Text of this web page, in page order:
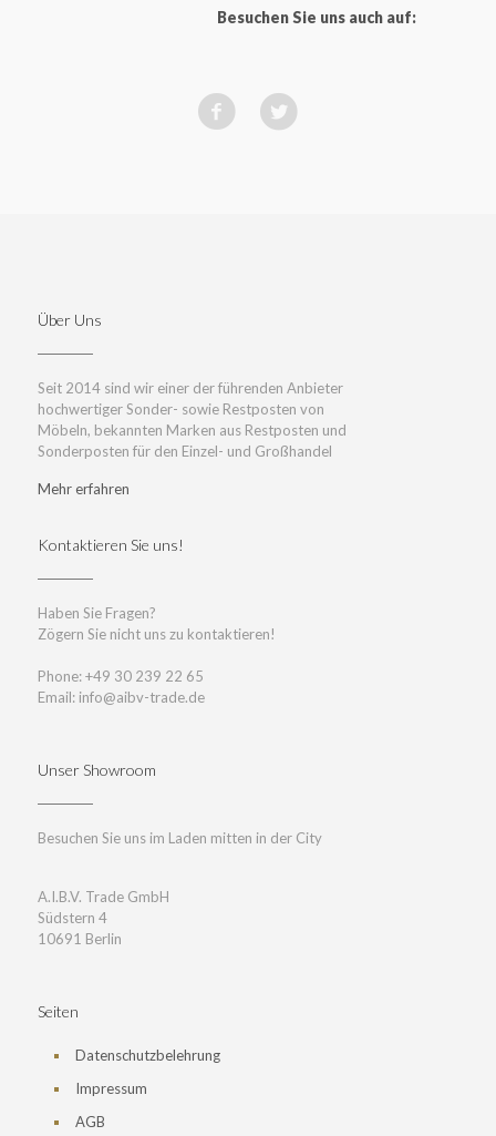
Besuchen Sie uns auch auf:
Über Uns
Seit 2014 sind wir einer der führenden Anbieter
hochwertiger Sonder- sowie Restposten von
Möbeln, bekannten Marken aus Restposten und
Sonderposten für den Einzel- und Großhandel
Mehr erfahren
Kontaktieren Sie uns!
Haben Sie Fragen?
Zögern Sie nicht uns zu kontaktieren!
Phone: +49 30 239 22 65
Email: info@aibv-trade.de
Unser Showroom
Besuchen Sie uns im Laden mitten in der City
A.I.B.V. Trade GmbH
Südstern 4
10691 Berlin
Seiten
Datenschutzbelehrung
Impressum
AGB